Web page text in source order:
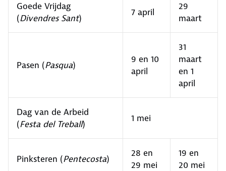
Goede Vrijdag
(Divendres Sant)
7 april
29
maart
Pasen (Pasqua)
9 en 10
april
31
maart
en 1
april
Dag van de Arbeid
(Festa del Treball)
1 mei
Pinksteren (Pentecosta)
28 en
29 mei
19 en
20 mei